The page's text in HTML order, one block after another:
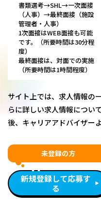
書類選考→SHL→一次面接
（人事）→最終面接（施設
管理者・人事）
1次面接はWEB面接も可能
です。（所要時間は30分程
度）
最終面接は、対面での実施
（所要時間は1時間程度）
サイト上では、求人情報の
らに詳しい求人情報につい
後、キャリアアドバイザー
未登録の方
新規登録して応募す
る